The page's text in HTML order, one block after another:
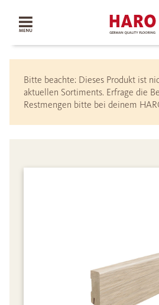
Bitte beachte: Dieses Produkt ist
aktuellen Sortiments. Erfrage die
Restmengen bitte bei deinem